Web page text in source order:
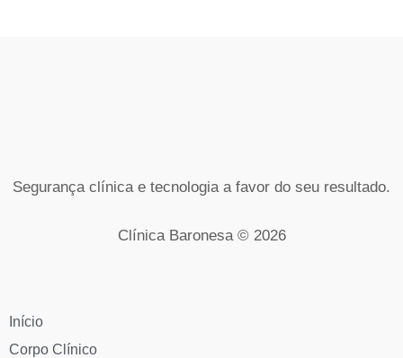
Segurança clínica e tecnologia a favor do seu resultado.
Clínica Baronesa © 2026
Início
Corpo Clínico